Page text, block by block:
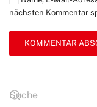
nächsten Kommentar
KOMMENTAR